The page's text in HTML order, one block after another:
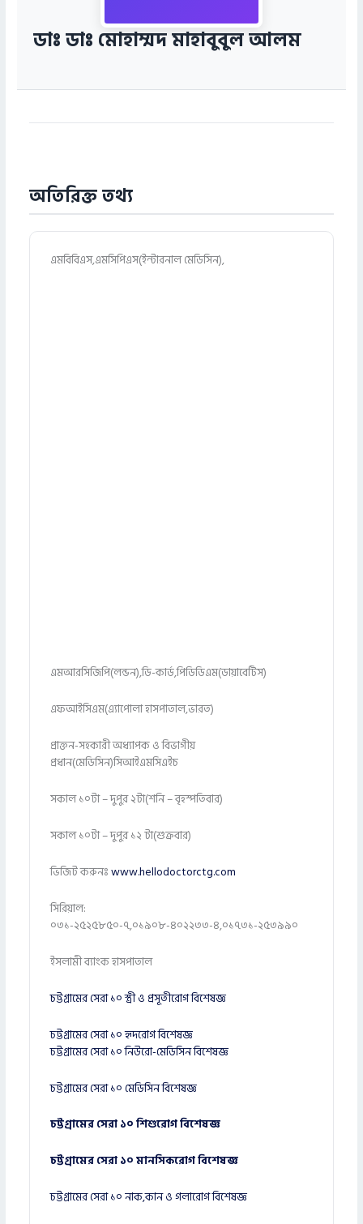
ডাঃ ডাঃ মোহাম্মদ মাহাবুবুল আলম
অতিরিক্ত তথ্য
এমবিবিএস,এমসিপিএস(ইন্টারনাল মেডিসিন),
এমআরসিজিপি(লন্ডন),ডি-কার্ড,পিডিডিএম(ডায়াবেটিস)
এফআইসিএম(এ্যাপোলা হাসপাতাল,ভারত)
প্রাক্তন-সহকারী অধ্যাপক ও বিভাগীয়
প্রধান(মেডিসিন)সিআইএমসিএইচ
সকাল ১০টা – দুপুর ২টা(শনি – বৃহস্পতিবার)
সকাল ১০টা – দুপুর ১২ টা(শুক্রবার)
ভিজিট করুনঃwww.hellodoctorctg.com
সিরিয়াল:
০৩১-২৫২৫৮৫০-৭,০১৯০৮-৪০২২৩৩-৪,০১৭৩১-২৫৩৯৯০
ইসলামী ব্যাংক হাসপাতাল
চট্টগ্রামের সেরা ১০ স্ত্রী ও প্রসূতীরোগ বিশেষজ্ঞ
চট্টগ্রামের সেরা ১০ হৃদরোগ বিশেষজ্ঞ
চট্টগ্রামের সেরা ১০ নিউরো-মেডিসিন বিশেষজ্ঞ
চট্টগ্রামের সেরা ১০ মেডিসিন বিশেষজ্ঞ
চট্টগ্রামের সেরা ১০ শিশুরোগ বিশেষজ্ঞ
চট্টগ্রামের সেরা ১০ মানসিকরোগ বিশেষজ্ঞ
চট্টগ্রামের সেরা ১০ নাক,কান ও গলারোগ বিশেষজ্ঞ